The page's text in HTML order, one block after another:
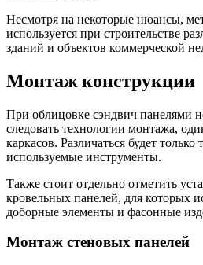
Несмотря на некоторые нюансы,
используется при строительстве
зданий и объектов коммерческой
Монтаж конструкции
При облицовке сэндвич панелями
следовать технологии монтажа,
каркасов. Различаться будет
используемые инструменты.
Также стоит отдельно отметить
кровельных панелей, для которых
доборные элементы и фасонные
Монтаж стеновых панелей